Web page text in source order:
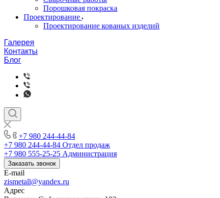
Порошковая покраска
Проектирование
Проектирование кованых изделий
Галерея
Контакты
Блог
+7 980 244-44-84
+7 980 244-44-84 Отдел продаж
+7 980 555-25-25 Администрация
Заказать звонок
E-mail
zismetall@yandex.ru
Адрес